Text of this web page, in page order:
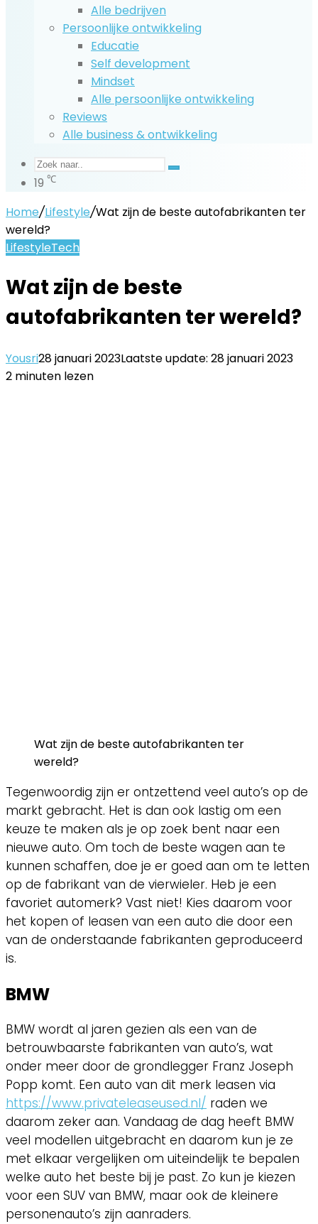
Alle bedrijven
Persoonlijke ontwikkeling
Educatie
Self development
Mindset
Alle persoonlijke ontwikkeling
Reviews
Alle business & ontwikkeling
Zoek
19 ℃
Home/Lifestyle/Wat zijn de beste autofabrikanten ter
wereld?
LifestyleTech
Wat zijn de beste
autofabrikanten ter wereld?
Yousri28 januari 2023Laatste update: 28 januari 2023
2 minuten lezen
Wat zijn de beste autofabrikanten ter
wereld?
Tegenwoordig zijn er ontzettend veel auto’s op de
markt gebracht. Het is dan ook lastig om een
keuze te maken als je op zoek bent naar een
nieuwe auto. Om toch de beste wagen aan te
kunnen schaffen, doe je er goed aan om te letten
op de fabrikant van de vierwieler. Heb je een
favoriet automerk? Vast niet! Kies daarom voor
het kopen of leasen van een auto die door een
van de onderstaande fabrikanten geproduceerd
is.
BMW
BMW wordt al jaren gezien als een van de
betrouwbaarste fabrikanten van auto’s, wat
onder meer door de grondlegger Franz Joseph
Popp komt. Een auto van dit merk leasen via
https://www.privateleaseused.nl/ raden we
daarom zeker aan. Vandaag de dag heeft BMW
veel modellen uitgebracht en daarom kun je ze
met elkaar vergelijken om uiteindelijk te bepalen
welke auto het beste bij je past. Zo kun je kiezen
voor een SUV van BMW, maar ook de kleinere
personenauto’s zijn aanraders.